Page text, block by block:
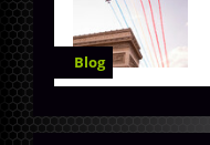
Blog